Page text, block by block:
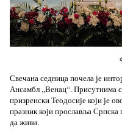
Свечана седница почела је
Ансамбл „Венац“. Присутнима
призренски Теодосије који је
празник који прославља Српска
да живи.